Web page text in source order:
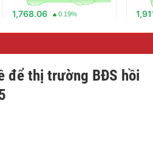
1,768.06 0.19%
để thị trường BĐS hồi